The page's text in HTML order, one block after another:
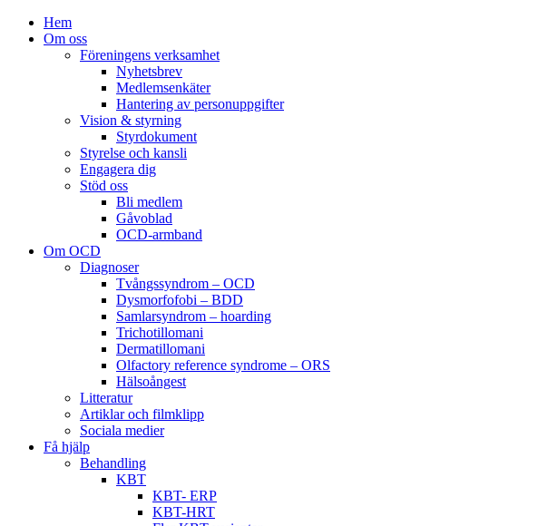
Hem
Om oss
Föreningens verksamhet
Nyhetsbrev
Medlemsenkäter
Hantering av personuppgifter
Vision & styrning
Styrdokument
Styrelse och kansli
Engagera dig
Stöd oss
Bli medlem
Gåvoblad
OCD-armband
Om OCD
Diagnoser
Tvångssyndrom – OCD
Dysmorfofobi – BDD
Samlarsyndrom – hoarding
Trichotillomani
Dermatillomani
Olfactory reference syndrome – ORS
Hälsoångest
Litteratur
Artiklar och filmklipp
Sociala medier
Få hjälp
Behandling
KBT
KBT- ERP
KBT-HRT